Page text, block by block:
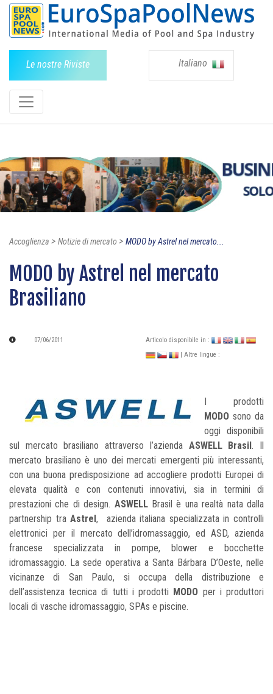
Le nostre Riviste Italiano
Accoglienza > Notizie di mercato > MODO by Astrel nel mercato...
MODO by Astrel nel mercato
Brasiliano
07/06/2011
Articolo disponibile in :
| Altre lingue :
I prodotti
MODO sono da
oggi disponibili
sul mercato brasiliano attraverso l’azienda ASWELL Brasil. Il
mercato brasiliano è uno dei mercati emergenti più interessanti,
con una buona predisposizione ad accogliere prodotti Europei di
elevata qualità e con contenuti innovativi, sia in termini di
prestazioni che di design. ASWELLBrasil è una realtà nata dalla
partnership traAstrel, azienda italiana specializzata in controlli
elettronici per il mercato dell’idromassaggio, ed ASD, azienda
francese specializzata in pompe, blower e bocchette
idromassaggio. La sede operativa a Santa Bárbara D’Oeste, nelle
vicinanze di San Paulo, si occupa della distribuzione e
dell’assistenza tecnica di tutti i prodotti MODO per i produttori
locali di vasche idromassaggio, SPAs e piscine.